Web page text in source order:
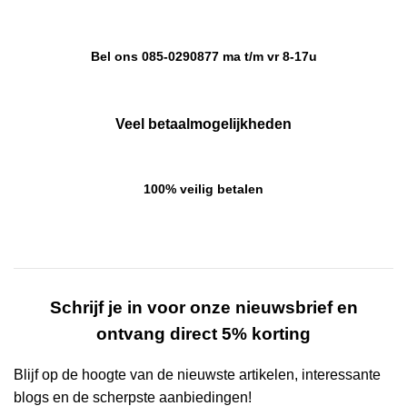
Bel ons 085-0290877 ma t/m vr 8-17u
Veel betaalmogelijkheden
100% veilig betalen
Schrijf je in voor onze nieuwsbrief en
ontvang direct 5% korting
Blijf op de hoogte van de nieuwste artikelen, interessante
blogs en de scherpste aanbiedingen!